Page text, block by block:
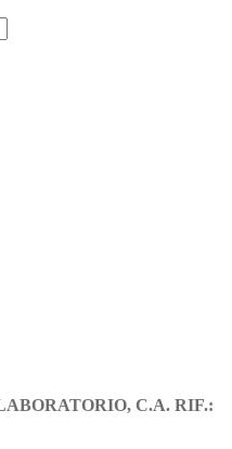
C.A. RIF.: